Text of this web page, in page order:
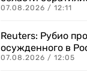
07.08.2026 / 12:11
Reuters: Рубио
осужденного в
07.08.2026 / 12:05